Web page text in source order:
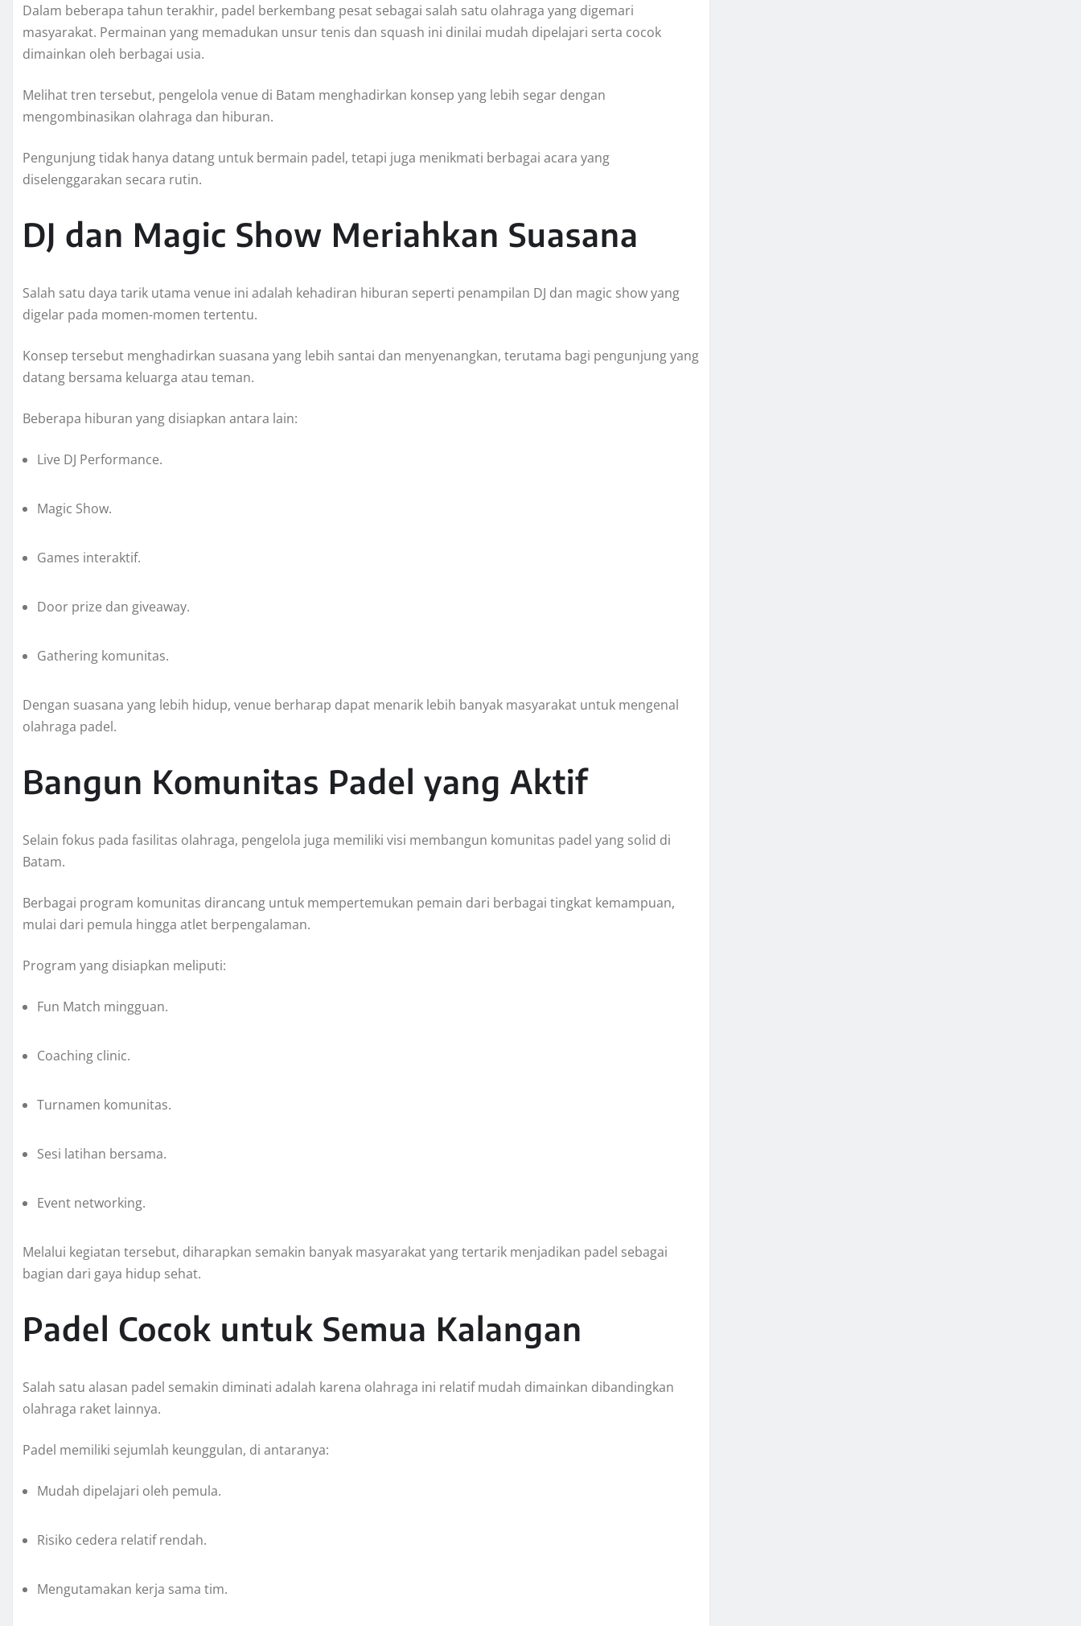
Dalam beberapa tahun terakhir, padel berkembang pesat sebagai salah satu olahraga yang digemari
masyarakat. Permainan yang memadukan unsur tenis dan squash ini dinilai mudah dipelajari serta cocok
dimainkan oleh berbagai usia.
Melihat tren tersebut, pengelola venue di Batam menghadirkan konsep yang lebih segar dengan
mengombinasikan olahraga dan hiburan.
Pengunjung tidak hanya datang untuk bermain padel, tetapi juga menikmati berbagai acara yang
diselenggarakan secara rutin.
DJ dan Magic Show Meriahkan Suasana
Salah satu daya tarik utama venue ini adalah kehadiran hiburan seperti penampilan DJ dan magic show yang
digelar pada momen-momen tertentu.
Konsep tersebut menghadirkan suasana yang lebih santai dan menyenangkan, terutama bagi pengunjung yang
datang bersama keluarga atau teman.
Beberapa hiburan yang disiapkan antara lain:
Live DJ Performance.
Magic Show.
Games interaktif.
Door prize dan giveaway.
Gathering komunitas.
Dengan suasana yang lebih hidup, venue berharap dapat menarik lebih banyak masyarakat untuk mengenal
olahraga padel.
Bangun Komunitas Padel yang Aktif
Selain fokus pada fasilitas olahraga, pengelola juga memiliki visi membangun komunitas padel yang solid di
Batam.
Berbagai program komunitas dirancang untuk mempertemukan pemain dari berbagai tingkat kemampuan,
mulai dari pemula hingga atlet berpengalaman.
Program yang disiapkan meliputi:
Fun Match mingguan.
Coaching clinic.
Turnamen komunitas.
Sesi latihan bersama.
Event networking.
Melalui kegiatan tersebut, diharapkan semakin banyak masyarakat yang tertarik menjadikan padel sebagai
bagian dari gaya hidup sehat.
Padel Cocok untuk Semua Kalangan
Salah satu alasan padel semakin diminati adalah karena olahraga ini relatif mudah dimainkan dibandingkan
olahraga raket lainnya.
Padel memiliki sejumlah keunggulan, di antaranya:
Mudah dipelajari oleh pemula.
Risiko cedera relatif rendah.
Mengutamakan kerja sama tim.